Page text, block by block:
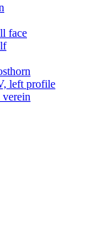
face
left profile